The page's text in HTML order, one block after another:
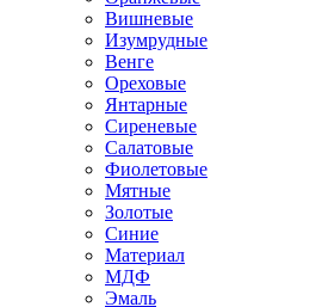
Вишневые
Изумрудные
Венге
Ореховые
Янтарные
Сиреневые
Салатовые
Фиолетовые
Мятные
Золотые
Синие
Материал
МДФ
Эмаль